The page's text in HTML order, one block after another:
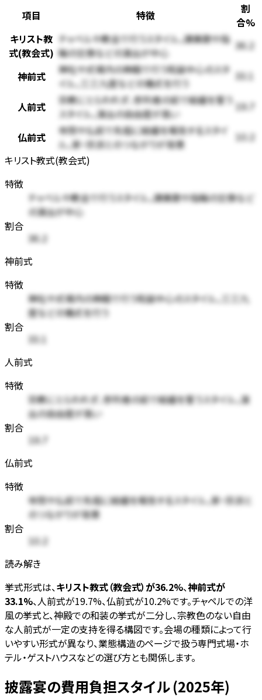
項目
特徴
割
合%
キリスト教
式(教会式)
チャペルや教会で行うスタイル。讃美歌や指
輪の交換などの演出が中心
36.2
神前式
神社や式場内の神殿で行う和装中心のスタ
イル。三三九度などの儀式を行う
33.1
人前式
宗教にとらわれず、参列者の前で結婚を誓う
スタイル。演出の自由度が高い
19.7
仏前式
寺院や仏前で先祖に結婚を報告するスタイ
ル。家・宗派とのつながりが背景
10.2
キリスト教式(教会式)
特徴
チャペルや教会で行うスタイル。讃美歌や指輪の交換など
の演出が中心
割合
36.2
神前式
特徴
神社や式場内の神殿で行う和装中心のスタイル。三三九
度などの儀式を行う
割合
33.1
人前式
特徴
宗教にとらわれず、参列者の前で結婚を誓うスタイル。演
出の自由度が高い
割合
19.7
仏前式
特徴
寺院や仏前で先祖に結婚を報告するスタイル。家・宗派と
のつながりが背景
割合
10.2
読み解き
挙式形式は、キリスト教式（教会式）が36.2%、神前式が
33.1%、人前式が19.7%、仏前式が10.2%です。チャペルでの洋
風の挙式と、神殿での和装の挙式が二分し、宗教色のない自由
な人前式が一定の支持を得る構図です。会場の種類によって行
いやすい形式が異なり、業態構造のページで扱う専門式場・ホ
テル・ゲストハウスなどの選び方とも関係します。
披露宴の費用負担スタイル (2025年)